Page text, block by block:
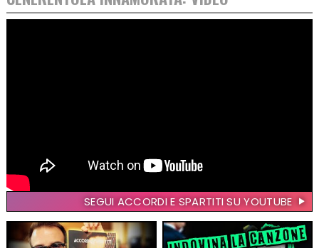
SEGUI ACCORDI E SPARTITI SU YOUTUBE